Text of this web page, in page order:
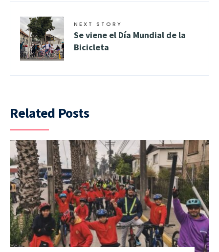
NEXT STORY
Se viene el Día Mundial de la
Bicicleta
Related Posts